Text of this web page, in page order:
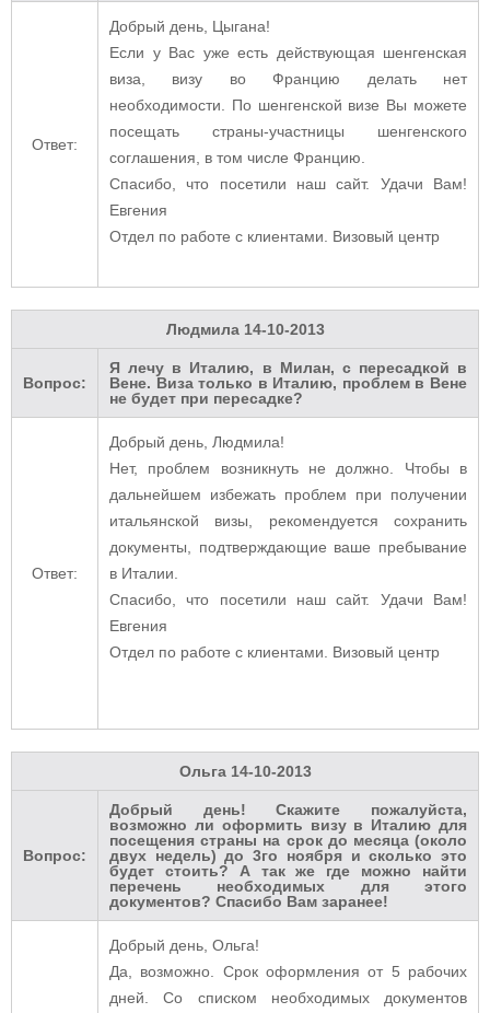
Ответ:
Добрый день, Цыгана!
Если у Вас уже есть действующая шенгенская
виза, визу во Францию делать нет
необходимости. По шенгенской визе Вы можете
посещать страны-участницы шенгенского
соглашения, в том числе Францию.
Спасибо, что посетили наш сайт. Удачи Вам!
Евгения
Отдел по работе с клиентами. Визовый центр
Людмила 14-10-2013
Вопрос:
Я лечу в Италию, в Милан, с пересадкой в
Вене. Виза только в Италию, проблем в Вене
не будет при пересадке?
Ответ:
Добрый день, Людмила!
Нет, проблем возникнуть не должно. Чтобы в
дальнейшем избежать проблем при получении
итальянской визы, рекомендуется сохранить
документы, подтверждающие ваше пребывание
в Италии.
Спасибо, что посетили наш сайт. Удачи Вам!
Евгения
Отдел по работе с клиентами. Визовый центр
Ольга 14-10-2013
Вопрос:
Добрый день! Скажите пожалуйста,
возможно ли оформить визу в Италию для
посещения страны на срок до месяца (около
двух недель) до 3го ноября и сколько это
будет стоить? А так же где можно найти
перечень необходимых для этого
документов? Спасибо Вам заранее!
Добрый день, Ольга!
Да, возможно. Срок оформления от 5 рабочих
дней. Со списком необходимых документов